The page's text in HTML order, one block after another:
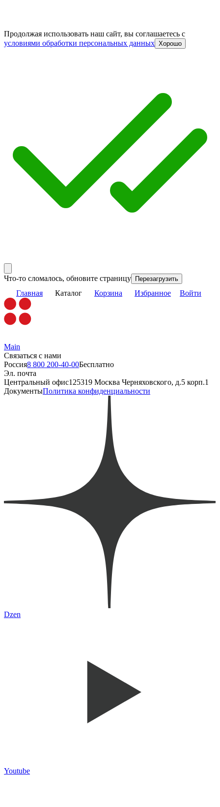
Продолжая использовать наш сайт, вы соглашаетесь c
условиями обработки персональных данных Хорошо
Что-то сломалось, обновите страницу Перезагрузить
Главная Каталог Корзина Избранное Войти
Main
Связаться с нами
Россия8 800 200-40-00Бесплатно
Эл. почта
Центральный офис125319 Москва Черняховского, д.5 корп.1
ДокументыПолитика конфиденциальности
Dzen
Youtube